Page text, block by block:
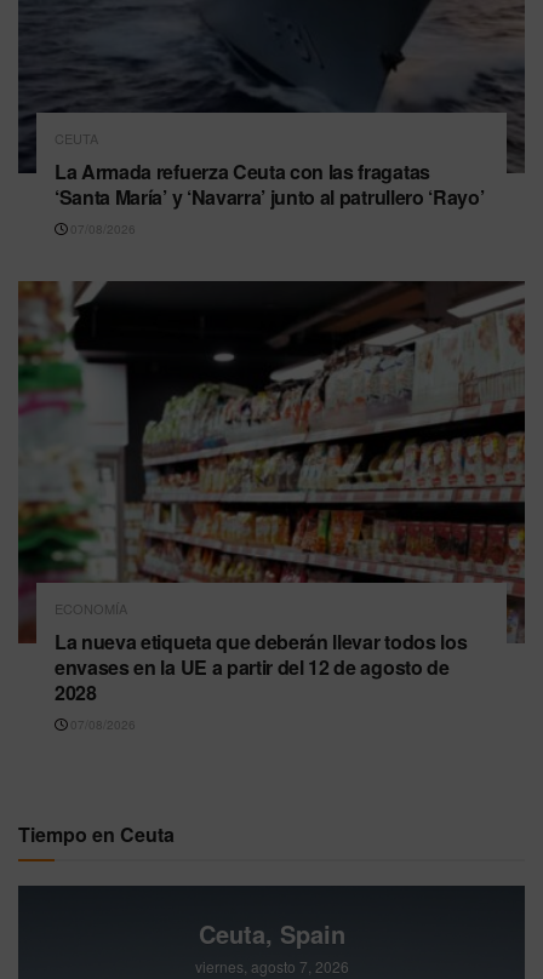
CEUTA
La Armada refuerza Ceuta con las fragatas
‘Santa María’ y ‘Navarra’ junto al patrullero ‘Rayo’
07/08/2026
ECONOMÍA
La nueva etiqueta que deberán llevar todos los
envases en la UE a partir del 12 de agosto de
2028
07/08/2026
Tiempo en Ceuta
Ceuta, Spain
viernes, agosto 7, 2026